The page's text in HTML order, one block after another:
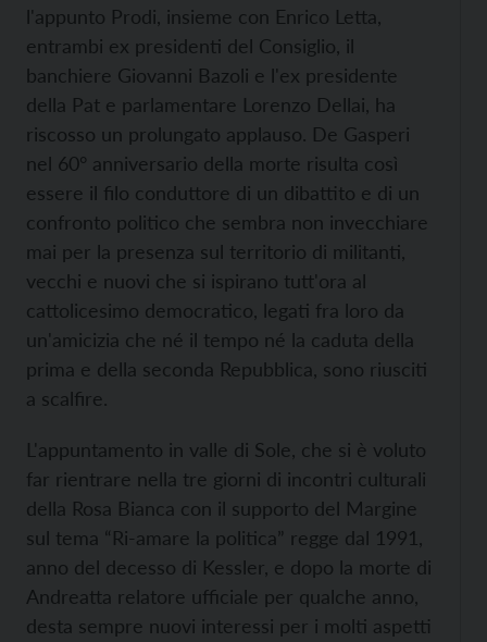
l'appunto Prodi, insieme con Enrico Letta,
entrambi ex presidenti del Consiglio, il
banchiere Giovanni Bazoli e l'ex presidente
della Pat e parlamentare Lorenzo Dellai, ha
riscosso un prolungato applauso. De Gasperi
nel 60° anniversario della morte risulta così
essere il filo conduttore di un dibattito e di un
confronto politico che sembra non invecchiare
mai per la presenza sul territorio di militanti,
vecchi e nuovi che si ispirano tutt'ora al
cattolicesimo democratico, legati fra loro da
un'amicizia che né il tempo né la caduta della
prima e della seconda Repubblica, sono riusciti
a scalfire.
L'appuntamento in valle di Sole, che si è voluto
far rientrare nella tre giorni di incontri culturali
della Rosa Bianca con il supporto del Margine
sul tema “Ri-amare la politica” regge dal 1991,
anno del decesso di Kessler, e dopo la morte di
Andreatta relatore ufficiale per qualche anno,
desta sempre nuovi interessi per i molti aspetti